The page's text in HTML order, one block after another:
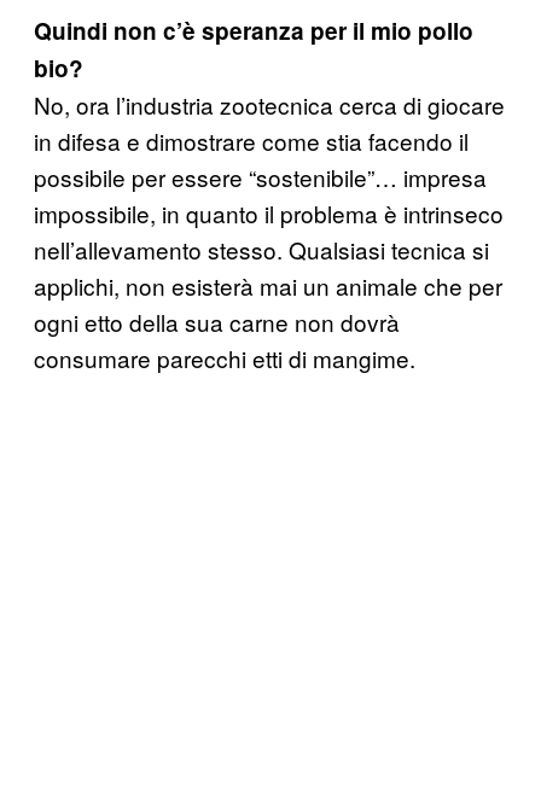
Quindi non c’è speranza per il mio pollo
bio?
No, ora l’industria zootecnica cerca di giocare
in difesa e dimostrare come stia facendo il
possibile per essere “sostenibile”… impresa
impossibile, in quanto il problema è intrinseco
nell’allevamento stesso. Qualsiasi tecnica si
applichi, non esisterà mai un animale che per
ogni etto della sua carne non dovrà
consumare parecchi etti di mangime.